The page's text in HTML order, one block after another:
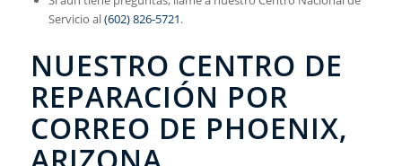
Servicio al(602) 826-5721.
NUESTRO CENTRO DE
REPARACIÓN POR
CORREO DE PHOENIX,